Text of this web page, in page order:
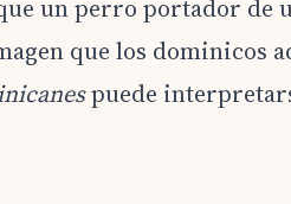
un perro portador de
que los dominicos
puede